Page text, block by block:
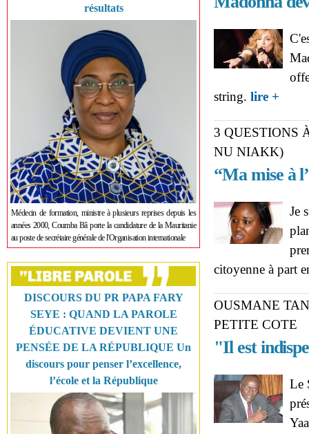
résultats
Médecin de formation, ministre à plusieurs reprises depuis les
années 2000, Coumba Bâ porte la candidature de la Mauritanie
au poste de secrétaire générale de l'Organisation internationale
DISCOURS DU PR PAPA FARY
SEYE : QUAND LA PAROLE
ÉDUCATIVE DEVIENT UNE
PENSÉE DE LA RÉPUBLIQUE Un
discours pour penser l’excellence,
l’école et la République
string. lire +
3 QUESTIONS
NU NIAKK)
“Ma mise à
Je
citoyenne à part
OUSMANE
PETITE COTE
"Il est
Le